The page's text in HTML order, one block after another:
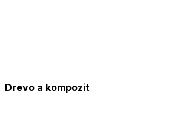
Drevo a kompozit